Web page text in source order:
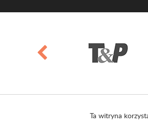
Ta witryna